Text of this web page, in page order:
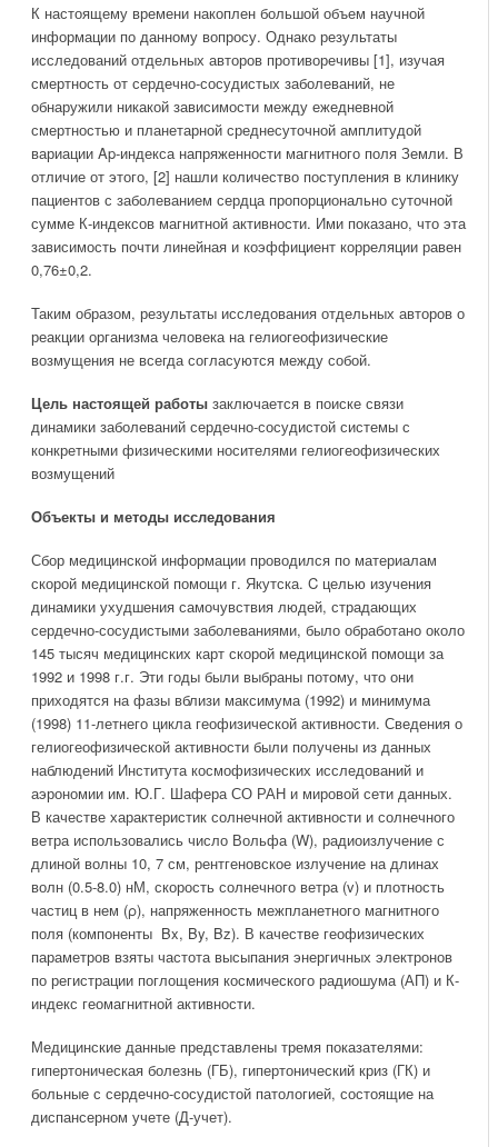
К настоящему времени накоплен большой объем научной
информации по данному вопросу. Однако результаты
исследований отдельных авторов противоречивы [1], изучая
смертность от сердечно-сосудистых заболеваний, не
обнаружили никакой зависимости между ежедневной
смертностью и планетарной среднесуточной амплитудой
вариации Ap-индекса напряженности магнитного поля Земли. В
отличие от этого, [2] нашли количество поступления в клинику
пациентов с заболеванием сердца пропорционально суточной
сумме К-индексов магнитной активности. Ими показано, что эта
зависимость почти линейная и коэффициент корреляции равен
0,76±0,2.
Таким образом, результаты исследования отдельных авторов о
реакции организма человека на гелиогеофизические
возмущения не всегда согласуются между собой.
Цель настоящей работызаключается в поиске связи
динамики заболеваний сердечно-сосудистой системы с
конкретными физическими носителями гелиогеофизических
возмущений
Объекты и методы исследования
Сбор медицинской информации проводился по материалам
скорой медицинской помощи г. Якутска. C целью изучения
динамики ухудшения самочувствия людей, страдающих
сердечно-сосудистыми заболеваниями, было обработано около
145 тысяч медицинских карт скорой медицинской помощи за
1992 и 1998 г.г. Эти годы были выбраны потому, что они
приходятся на фазы вблизи максимума (1992) и минимума
(1998) 11-летнего цикла геофизической активности. Сведения о
гелиогеофизической активности были получены из данных
наблюдений Института космофизических исследований и
аэрономии им. Ю.Г. Шафера СО РАН и мировой сети данных.
В качестве характеристик солнечной активности и солнечного
ветра использовались число Вольфа (W), радиоизлучение с
длиной волны 10, 7 см, рентгеновское излучение на длинах
волн (0.5-8.0) нМ, скорость солнечного ветра (v) и плотность
частиц в нем (ρ), напряженность межпланетного магнитного
поля (компоненты Bx, By, Bz). В качестве геофизических
параметров взяты частота высыпания энергичных электронов
по регистрации поглощения космического радиошума (АП) и К-
индекс геомагнитной активности.
Медицинские данные представлены тремя показателями:
гипертоническая болезнь (ГБ), гипертонический криз (ГК) и
больные с сердечно-сосудистой патологией, состоящие на
диспансерном учете (Д-учет).